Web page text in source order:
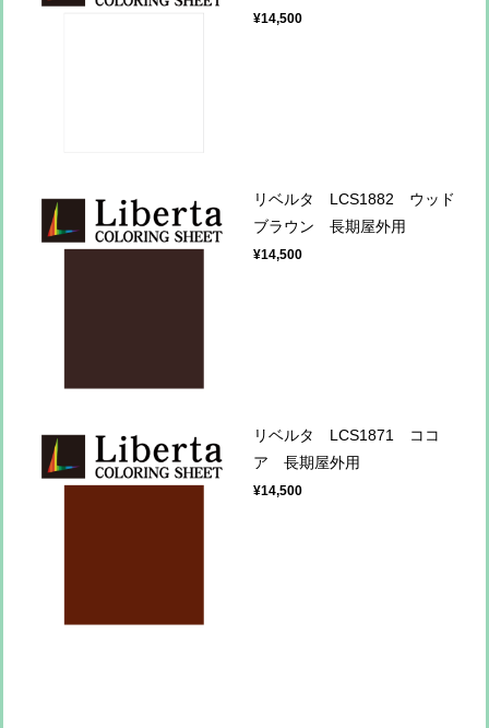
¥14,500
リベルタ LCS1882 ウッド
ブラウン 長期屋外用
¥14,500
リベルタ LCS1871 ココ
ア 長期屋外用
¥14,500